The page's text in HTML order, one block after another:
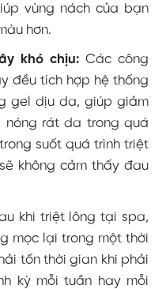
vùng nách của bạn
hơn.
khó chịu: Các công
đều tích hợp hệ thống
gel dịu da, giúp giảm
nóng rát da trong quá
suốt quá trình triệt
không cảm thấy đau
khi triệt lông tại spa,
mọc lại trong một thời
tốn thời gian khi phải
kỳ mỗi tuần hay mỗi